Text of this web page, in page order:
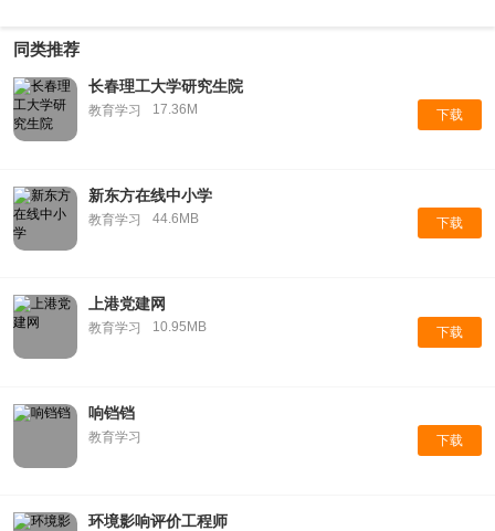
同类推荐
长春理工大学研究生院
教育学习 17.36M 下载
新东方在线中小学
教育学习 44.6MB 下载
上港党建网
教育学习 10.95MB 下载
响铛铛
教育学习 下载
环境影响评价工程师